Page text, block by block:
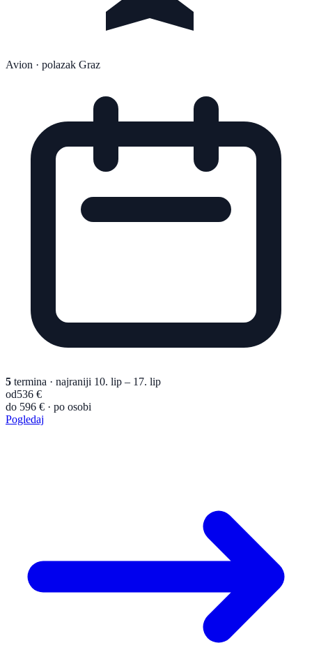
Avion · polazak Graz
5 termina · najraniji 10. lip – 17. lip
od536 €
do 596 € · po osobi
Pogledaj